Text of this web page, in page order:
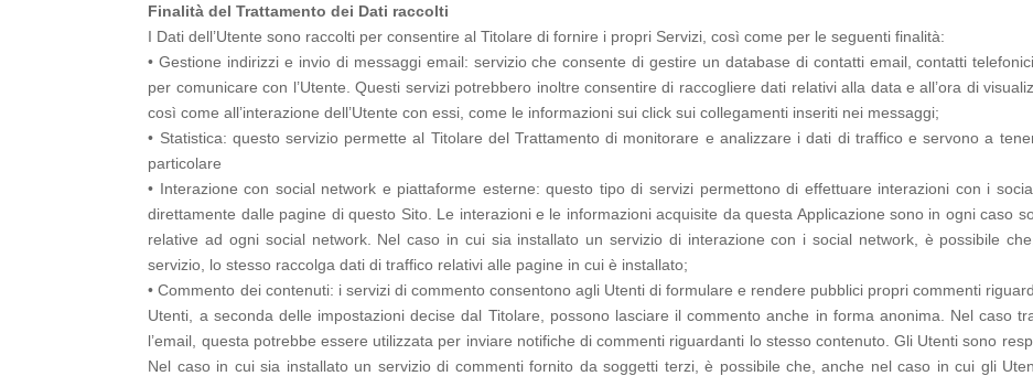
Finalità del Trattamento dei Dati raccolti
I Dati dell’Utente sono raccolti per consentire al Titolare di fornire i propri Servizi, così come per le seguenti finalità:
• Gestione indirizzi e invio di messaggi email: servizio che consente di gestire un database di contatti email, contatti
per comunicare con l’Utente. Questi servizi potrebbero inoltre consentire di raccogliere dati relativi alla data e all’ora di
così come all’interazione dell’Utente con essi, come le informazioni sui click sui collegamenti inseriti nei messaggi;
• Statistica: questo servizio permette al Titolare del Trattamento di monitorare e analizzare i dati di traffico e servono a
particolare
• Interazione con social network e piattaforme esterne: questo tipo di servizi permettono di effettuare interazioni con i
direttamente dalle pagine di questo Sito. Le interazioni e le informazioni acquisite da questa Applicazione sono in ogni caso
relative ad ogni social network. Nel caso in cui sia installato un servizio di interazione con i social network, è possibile
servizio, lo stesso raccolga dati di traffico relativi alle pagine in cui è installato;
• Commento dei contenuti: i servizi di commento consentono agli Utenti di formulare e rendere pubblici propri commenti
Utenti, a seconda delle impostazioni decise dal Titolare, possono lasciare il commento anche in forma anonima. Nel caso
l’email, questa potrebbe essere utilizzata per inviare notifiche di commenti riguardanti lo stesso contenuto. Gli Utenti sono
Nel caso in cui sia installato un servizio di commenti fornito da soggetti terzi, è possibile che, anche nel caso in cui gli